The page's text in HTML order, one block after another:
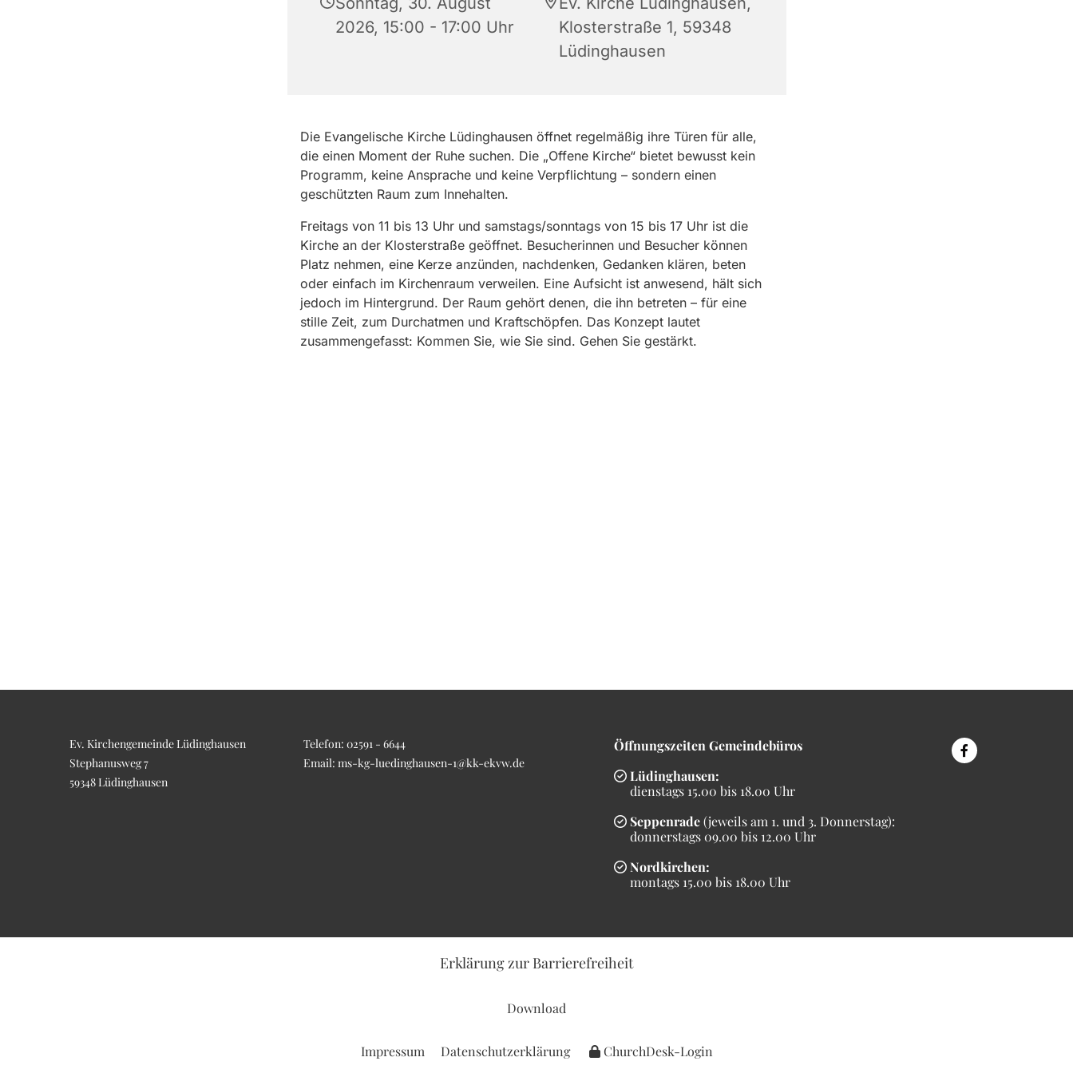
2026, 15:00 - 17:00 Uhr
Klosterstraße 1, 59348
Lüdinghausen
Die Evangelische Kirche Lüdinghausen öffnet regelmäßig ihre Türen für alle,
die einen Moment der Ruhe suchen. Die „Offene Kirche“ bietet bewusst kein
Programm, keine Ansprache und keine Verpflichtung – sondern einen
geschützten Raum zum Innehalten.
Freitags von 11 bis 13 Uhr und samstags/sonntags von 15 bis 17 Uhr ist die
Kirche an der Klosterstraße geöffnet. Besucherinnen und Besucher können
Platz nehmen, eine Kerze anzünden, nachdenken, Gedanken klären, beten
oder einfach im Kirchenraum verweilen. Eine Aufsicht ist anwesend, hält sich
jedoch im Hintergrund. Der Raum gehört denen, die ihn betreten – für eine
stille Zeit, zum Durchatmen und Kraftschöpfen. Das Konzept lautet
zusammengefasst: Kommen Sie, wie Sie sind. Gehen Sie gestärkt.
Ev. Kirchengemeinde Lüdinghausen
Stephanusweg 7
59348 Lüdinghausen
Telefon: 02591 - 6644
Email: ms-kg-luedinghausen-1@kk-ekvw.de
Öffnungszeiten Gemeindebüros
 Lüdinghausen:
dienstags 15.00 bis 18.00 Uhr
 Seppenrade(jeweils am 1. und 3. Donnerstag):
donnerstags 09.00 bis 12.00 Uhr
 Nordkirchen:
montags 15.00 bis 18.00 Uhr
Erklärung zur Barrierefreiheit
Download
Impressum Datenschutzerklärung ChurchDesk-Login